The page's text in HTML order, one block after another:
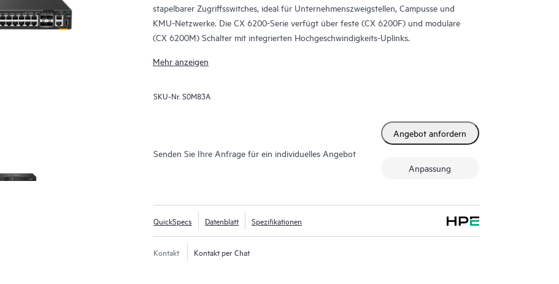
stapelbarer Zugriffsswitches, ideal für Unternehmenszweigstellen, Campusse und
KMU-Netzwerke. Die CX 6200-Serie verfügt über feste (CX 6200F) und modulare
(CX 6200M) Schalter mit integrierten Hochgeschwindigkeits-Uplinks.
Mehr anzeigen
SKU-Nr. S0M83A
Senden Sie Ihre Anfrage für ein individuelles Angebot
Angebot anfordern
Anpassung
QuickSpecs Datenblatt Spezifikationen
Kontakt Kontakt per Chat